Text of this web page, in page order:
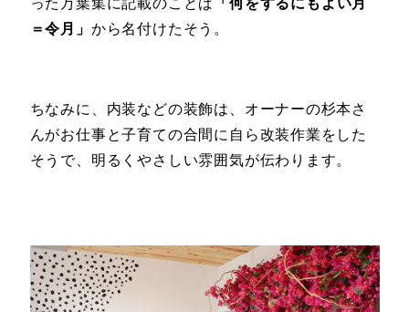
＝令月」 から名付けたそう。
ちなみに、内装などの装飾は、オーナーの杉本さ
んがお仕事と子育ての合間に自ら改装作業をした
そうで、明るくやさしい雰囲気が伝わります。